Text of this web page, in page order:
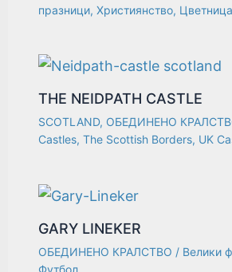
празници,Християнство, Цветница
THE NEIDPATH CASTLE
SCOTLAND, ОБЕДИНЕНО
Castles,The Scottish Borders, UK
GARY LINEKER
ОБЕДИНЕНО КРАЛСТВО / Велики
Футбол